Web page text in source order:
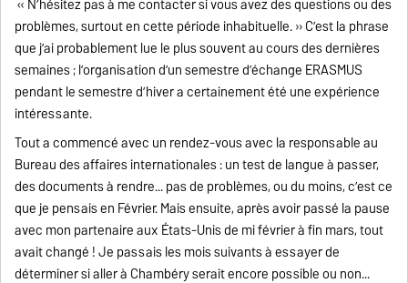
« N’hésitez pas à me contacter si vous avez des questions ou des
problèmes, surtout en cette période inhabituelle. » C’est la phrase
que j’ai probablement lue le plus souvent au cours des dernières
semaines ; l’organisation d’un semestre d’échange ERASMUS
pendant le semestre d’hiver a certainement été une expérience
intéressante.
Tout a commencé avec un rendez-vous avec la responsable au
Bureau des affaires internationales : un test de langue à passer,
des documents à rendre... pas de problèmes, ou du moins, c’est ce
que je pensais en Février. Mais ensuite, après avoir passé la pause
avec mon partenaire aux États-Unis de mi février à fin mars, tout
avait changé ! Je passais les mois suivants à essayer de
déterminer si aller à Chambéry serait encore possible ou non...